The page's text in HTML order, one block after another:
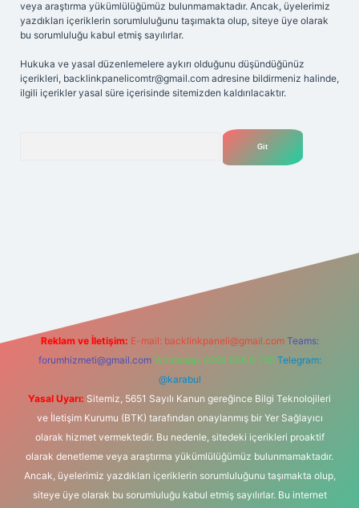
veya araştırma yükümlülüğümüz bulunmamaktadır. Ancak, üyelerimiz
yazdıkları içeriklerin sorumluluğunu taşımakta olup, siteye üye olarak
bu sorumluluğu kabul etmiş sayılırlar.
Hukuka ve yasal düzenlemelere aykırı olduğunu düşündüğünüz
içerikleri, backlinkpanelicomtr@gmail.com adresine bildirmeniz halinde,
ilgili içerikler yasal süre içerisinde sitemizden kaldırılacaktır.
Reklam ve İletişim: E-mail: backlinkpaneli@gmail.com Teams:
forumhizmeti@gmail.com Whatsapp: 0262 606 0 726 Telegram:
@karabul
Yasal Uyarı: Sitemiz, 5651 Sayılı Kanun gereğince Bilgi Teknolojileri
ve İletişim Kurumu (BTK) tarafından onaylanmış bir Yer Sağlayıcı
olarak hizmet vermektedir. Bu nedenle, sitedeki içerikleri proaktif
olarak denetleme veya araştırma yükümlülüğümüz bulunmamaktadır.
Ancak, üyelerimiz yazdıkları içeriklerin sorumluluğunu taşımakta olup,
siteye üye olarak bu sorumluluğu kabul etmiş sayılırlar. Bu internet